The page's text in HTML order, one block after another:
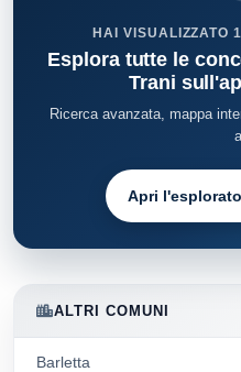
ALTRI COMUNI
Barletta
HAI VISUALIZZATO
Esplora tutte le
Trani
Ricerca avanzata, mappa
Apri